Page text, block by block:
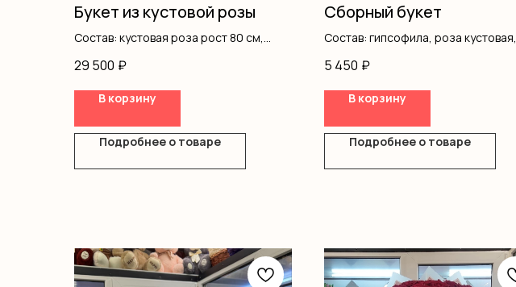
Букет из кустовой розы
Состав: кустовая роза рост 80 см,
29 500 ₽
В корзину
Подробнее о товаре
Сборный букет
Состав: гипсофила, роза кустовая,
5 450 ₽
В корзину
Подробнее о товаре